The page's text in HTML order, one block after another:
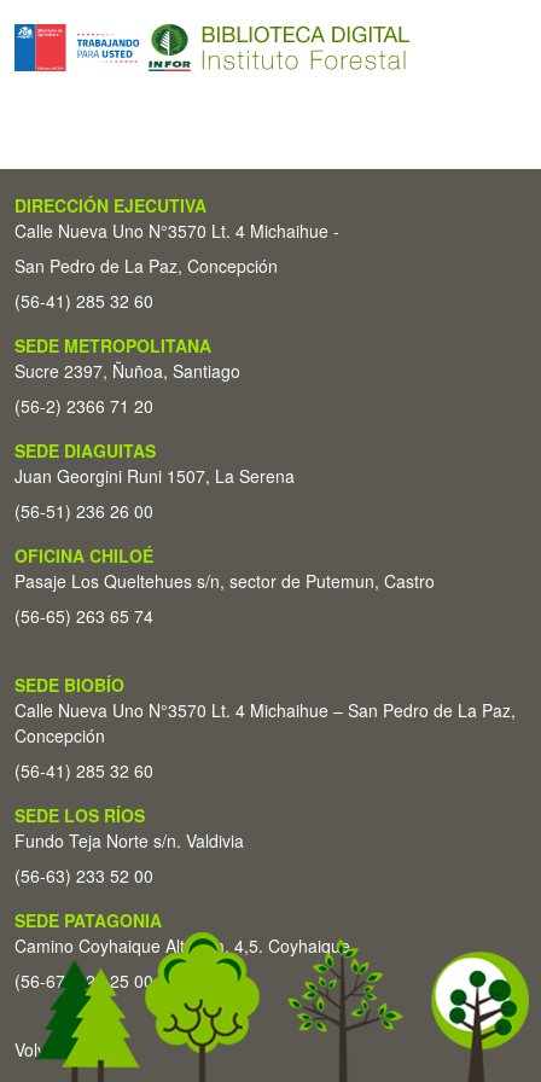
DIRECCIÓN EJECUTIVA
Calle Nueva Uno N°3570 Lt. 4 Michaihue -
San Pedro de La Paz, Concepción
(56-41) 285 32 60
SEDE METROPOLITANA
Sucre 2397, Ñuñoa, Santiago
(56-2) 2366 71 20
SEDE DIAGUITAS
Juan Georgini Runi 1507, La Serena
(56-51) 236 26 00
OFICINA CHILOÉ
Pasaje Los Queltehues s/n, sector de Putemun, Castro
(56-65) 263 65 74
SEDE BIOBÍO
Calle Nueva Uno N°3570 Lt. 4 Michaihue – San Pedro de La Paz,
Concepción
(56-41) 285 32 60
SEDE LOS RÍOS
Fundo Teja Norte s/n. Valdivia
(56-63) 233 52 00
SEDE PATAGONIA
Camino Coyhaique Alto Km. 4,5. Coyhaique
(56-67) 226 25 00
Volver arriba